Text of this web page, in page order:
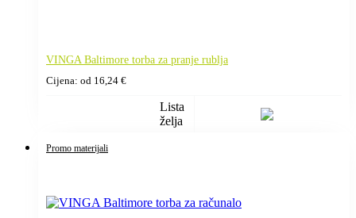
VINGA Baltimore torba za pranje rublja
Cijena: od 16,24 €
Lista
želja
Promo materijali